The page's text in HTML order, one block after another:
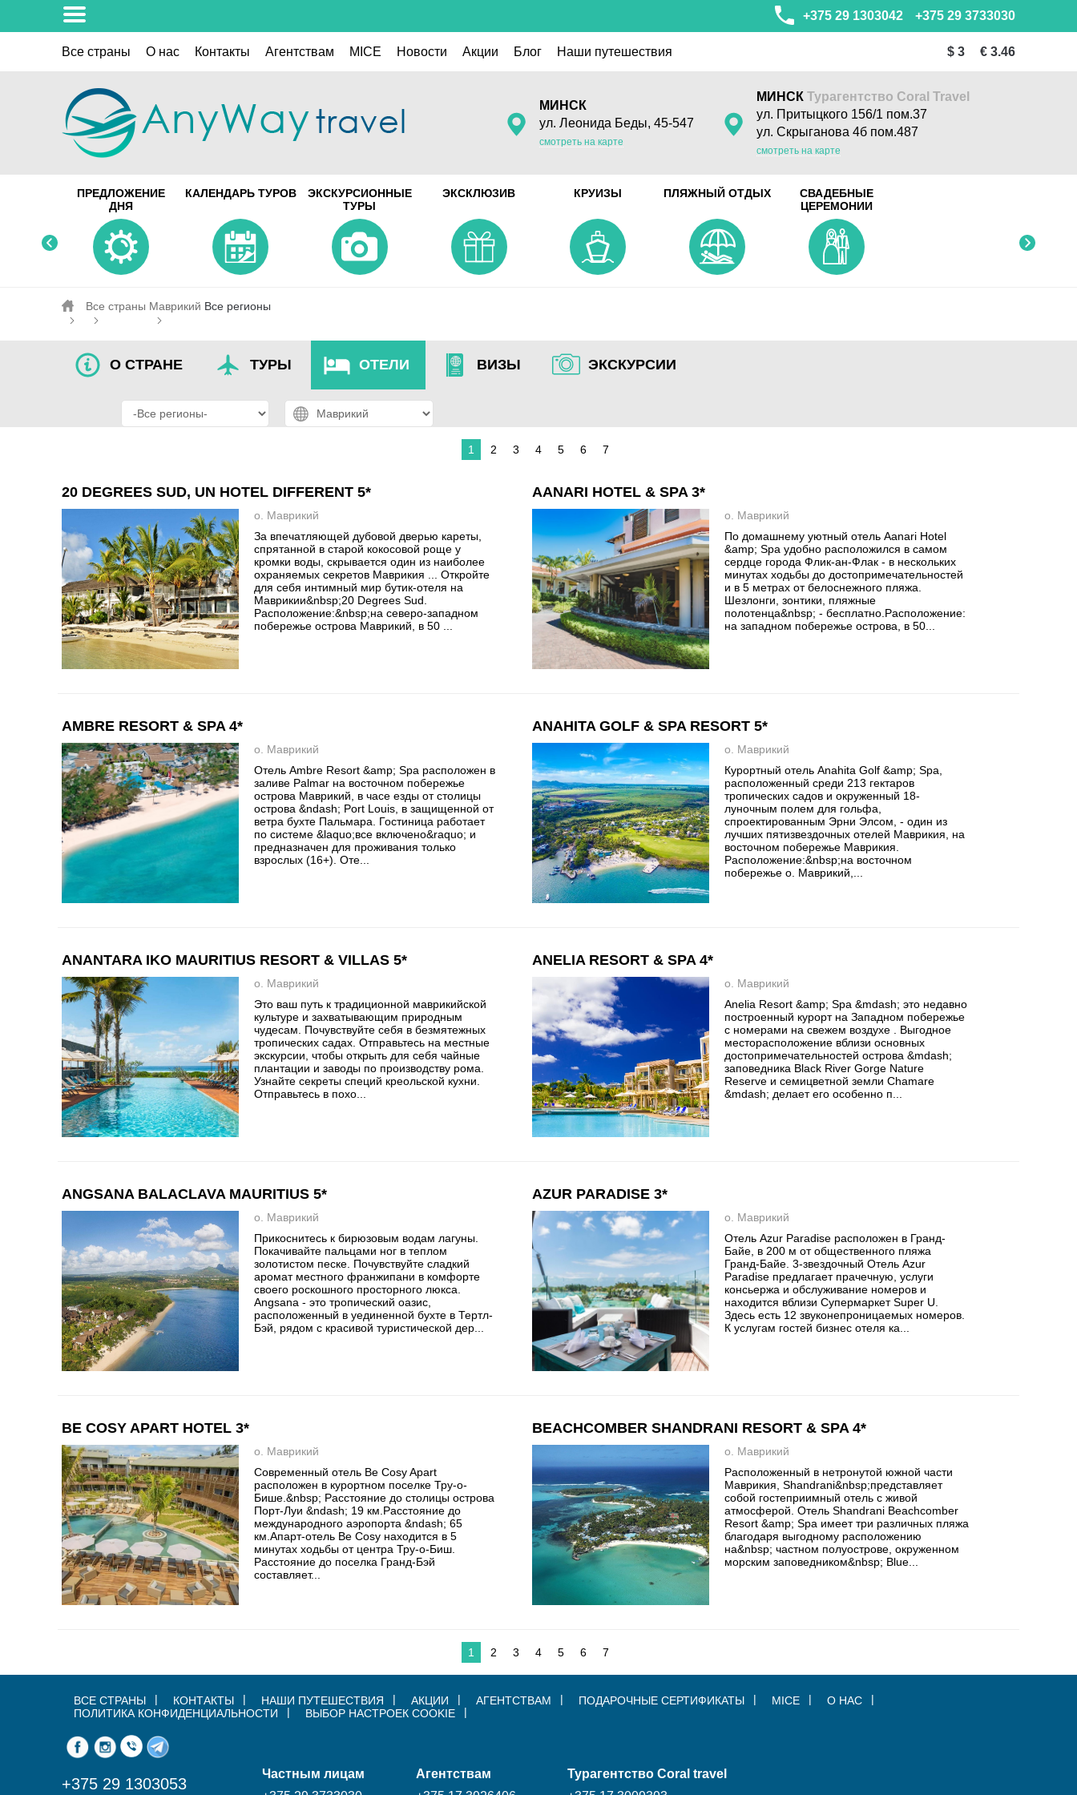
+375 29 3733030
+375 29 1303042
Все страны О нас Контакты Aгентствам MICE Новости Акции Блог Наши путешествия $ 3 € 3.46
МИНСК
ул. Леонида Беды, 45-547
смотреть на карте
МИНСК Турагентство Coral Travel
ул. Притыцкого 156/1 пом.37
ул. Скрыганова 4б пом.487
смотреть на карте
ПРЕДЛОЖЕНИЕ
ДНЯ
КАЛЕНДАРЬ ТУРОВ
ЭКСКУРСИОННЫЕ
ТУРЫ
ЭКСКЛЮЗИВ КРУИЗЫ ПЛЯЖНЫЙ ОТДЫХ
СВАДЕБНЫЕ
ЦЕРЕМОНИИ
Все страны Маврикий Все регионы
О СТРАНЕ ТУРЫ ОТЕЛИ ВИЗЫ ЭКСКУРСИИ
1 2 3 4 5 6 7
20 DEGREES SUD, UN HOTEL DIFFERENT 5*
о. Маврикий
За впечатляющей дубовой дверью кареты,
спрятанной в старой кокосовой роще у
кромки воды, скрывается один из наиболее
охраняемых секретов Маврикия ... Откройте
для себя интимный мир бутик-отеля на
Маврикии&nbsp;20 Degrees Sud.
Расположение:&nbsp;на северо-западном
побережье острова Маврикий, в 50 ...
AANARI HOTEL & SPA 3*
о. Маврикий
По домашнему уютный отель Aanari Hotel
&amp; Spa удобно расположился в самом
сердце города Флик-ан-Флак - в нескольких
минутах ходьбы до достопримечательностей
и в 5 метрах от белоснежного пляжа.
Шезлонги, зонтики, пляжные
полотенца&nbsp; - бесплатно.Расположение:
на западном побережье острова, в 50...
AMBRE RESORT & SPA 4*
о. Маврикий
Отель Ambre Resort &amp; Spa расположен в
заливе Palmar на восточном побережье
острова Маврикий, в часе езды от столицы
острова &ndash; Port Louis, в защищенной от
ветра бухте Пальмара. Гостиница работает
по системе &laquo;все включено&raquo; и
предназначен для проживания только
взрослых (16+). Оте...
ANAHITA GOLF & SPA RESORT 5*
о. Маврикий
Курортный отель Anahita Golf &amp; Spa,
расположенный среди 213 гектаров
тропических садов и окруженный 18-
луночным полем для гольфа,
спроектированным Эрни Элсом, - один из
лучших пятизвездочных отелей Маврикия, на
восточном побережье Маврикия.
Расположение:&nbsp;на восточном
побережье о. Маврикий,...
ANANTARA IKO MAURITIUS RESORT & VILLAS 5*
о. Маврикий
Это ваш путь к традиционной маврикийской
культуре и захватывающим природным
чудесам. Почувствуйте себя в безмятежных
тропических садах. Отправьтесь на местные
экскурсии, чтобы открыть для себя чайные
плантации и заводы по производству рома.
Узнайте секреты специй креольской кухни.
Отправьтесь в похо...
ANELIA RESORT & SPA 4*
о. Маврикий
Anelia Resort &amp; Spa &mdash; это недавно
построенный курорт на Западном побережье
с номерами на свежем воздухе . Выгодное
месторасположение вблизи основных
достопримечательностей острова &mdash;
заповедника Black River Gorge Nature
Reserve и семицветной земли Chamare
&mdash; делает его особенно п...
ANGSANA BALACLAVA MAURITIUS 5*
о. Маврикий
Прикоснитесь к бирюзовым водам лагуны.
Покачивайте пальцами ног в теплом
золотистом песке. Почувствуйте сладкий
аромат местного франжипани в комфорте
своего роскошного просторного люкса.
Angsana - это тропический оазис,
расположенный в уединенной бухте в Тертл-
Бэй, рядом с красивой туристической дер...
AZUR PARADISE 3*
о. Маврикий
Отель Azur Paradise расположен в Гранд-
Байе, в 200 м от общественного пляжа
Гранд-Байе. 3-звездочный Отель Azur
Paradise предлагает прачечную, услуги
консьержа и обслуживание номеров и
находится вблизи Супермаркет Super U.
Здесь есть 12 звуконепроницаемых номеров.
К услугам гостей бизнес отеля ка...
BE COSY APART HOTEL 3*
о. Маврикий
Современный отель Be Cosy Apart
расположен в курортном поселке Тру-о-
Бише.&nbsp; Расстояние до столицы острова
Порт-Луи &ndash; 19 км.Расстояние до
международного аэропорта &ndash; 65
км.Апарт-отель Be Cosy находится в 5
минутах ходьбы от центра Тру-о-Биш.
Расстояние до поселка Гранд-Бэй
составляет...
BEACHCOMBER SHANDRANI RESORT & SPA 4*
о. Маврикий
Расположенный в нетронутой южной части
Маврикия, Shandrani&nbsp;представляет
собой гостеприимный отель с живой
атмосферой. Отель Shandrani Beachcomber
Resort &amp; Spa имеет три различных пляжа
благодаря выгодному расположению
на&nbsp; частном полуострове, окруженном
морским заповедником&nbsp; Blue...
1 2 3 4 5 6 7
ВСЕ СТРАНЫ КОНТАКТЫ НАШИ ПУТЕШЕСТВИЯ АКЦИИ АГЕНТСТВАМ ПОДАРОЧНЫЕ СЕРТИФИКАТЫ MICE
О НАС
ПОЛИТИКА КОНФИДЕНЦИАЛЬНОСТИ
ВЫБОР НАСТРОЕК COOKIE
+375 29 1303053
Частным лицам
Агентствам
Турагентство Coral travel